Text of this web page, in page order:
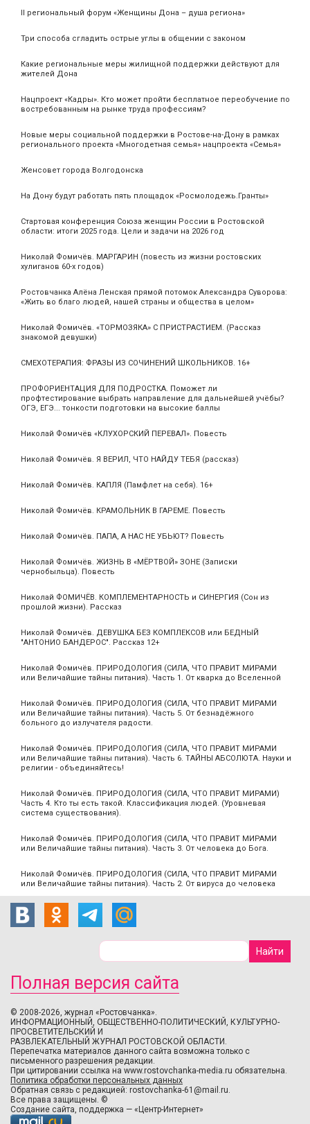
II региональный форум «Женщины Дона – душа региона»
Три способа сгладить острые углы в общении с законом
Какие региональные меры жилищной поддержки действуют для
жителей Дона
Нацпроект «Кадры». Кто может пройти бесплатное переобучение по
востребованным на рынке труда профессиям?
Новые меры социальной поддержки в Ростове-на-Дону в рамках
регионального проекта «Многодетная семья» нацпроекта «Семья»
Женсовет города Волгодонска
На Дону будут работать пять площадок «Росмолодежь.Гранты»
Стартовая конференция Союза женщин России в Ростовской
области: итоги 2025 года. Цели и задачи на 2026 год
Николай Фомичёв. МАРГАРИН (повесть из жизни ростовских
хулиганов 60-х годов)
Ростовчанка Алёна Ленская прямой потомок Александра Суворова:
«Жить во благо людей, нашей страны и общества в целом»
Николай Фомичёв. «ТОРМОЗЯКА» С ПРИСТРАСТИЕМ. (Рассказ
знакомой девушки)
СМЕХОТЕРАПИЯ: ФРАЗЫ ИЗ СОЧИНЕНИЙ ШКОЛЬНИКОВ. 16+
ПРОФОРИЕНТАЦИЯ ДЛЯ ПОДРОСТКА. Поможет ли
профтестирование выбрать направление для дальнейшей учёбы?
ОГЭ, ЕГЭ... тонкости подготовки на высокие баллы
Николай Фомичёв «КЛУХОРСКИЙ ПЕРЕВАЛ». Повесть
Николай Фомичёв. Я ВЕРИЛ, ЧТО НАЙДУ ТЕБЯ (рассказ)
Николай Фомичёв. КАПЛЯ (Памфлет на себя). 16+
Николай Фомичёв. КРАМОЛЬНИК В ГАРЕМЕ. Повесть
Николай Фомичёв. ПАПА, А НАС НЕ УБЬЮТ? Повесть
Николай Фомичёв. ЖИЗНЬ В «МЁРТВОЙ» ЗОНЕ (Записки
чернобыльца). Повесть
Николай ФОМИЧЁВ. КОМПЛЕМЕНТАРНОСТЬ и СИНЕРГИЯ (Сон из
прошлой жизни). Рассказ
Николай Фомичёв. ДЕВУШКА БЕЗ КОМПЛЕКСОВ или БЕДНЫЙ
"АНТОНИО БАНДЕРОС". Рассказ 12+
Николай Фомичёв. ПРИРОДОЛОГИЯ (СИЛА, ЧТО ПРАВИТ МИРАМИ
или Величайшие тайны питания). Часть 1. От кварка до Вселенной
Николай Фомичёв. ПРИРОДОЛОГИЯ (СИЛА, ЧТО ПРАВИТ МИРАМИ
или Величайшие тайны питания). Часть 5. От безнадёжного
больного до излучателя радости.
Николай Фомичёв. ПРИРОДОЛОГИЯ (СИЛА, ЧТО ПРАВИТ МИРАМИ
или Величайшие тайны питания). Часть 6. ТАЙНЫ АБСОЛЮТА. Науки и
религии - объединяйтесь!
Николай Фомичёв. ПРИРОДОЛОГИЯ (СИЛА, ЧТО ПРАВИТ МИРАМИ)
Часть 4. Кто ты есть такой. Классификация людей. (Уровневая
система существования).
Николай Фомичёв. ПРИРОДОЛОГИЯ (СИЛА, ЧТО ПРАВИТ МИРАМИ
или Величайшие тайны питания). Часть 3. От человека до Бога.
Николай Фомичёв. ПРИРОДОЛОГИЯ (СИЛА, ЧТО ПРАВИТ МИРАМИ
или Величайшие тайны питания). Часть 2. От вируса до человека
Полная версия сайта
© 2008-2026, журнал «Ростовчанка».
ИНФОРМАЦИОННЫЙ, ОБЩЕСТВЕННО-ПОЛИТИЧЕСКИЙ, КУЛЬТУРНО-
ПРОСВЕТИТЕЛЬСКИЙ И
РАЗВЛЕКАТЕЛЬНЫЙ ЖУРНАЛ РОСТОВСКОЙ ОБЛАСТИ.
Перепечатка материалов данного сайта возможна только с
письменного разрешения редакции.
При цитировании ссылка на www.rostovchanka-media.ru обязательна.
Политика обработки персональных данных
Обратная связь с редакцией: rostovchanka-61@mail.ru.
Все права защищены. ©
Создание сайта, поддержка — «Центр-Интернет»